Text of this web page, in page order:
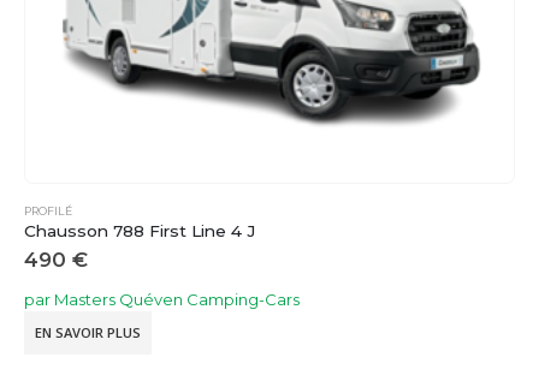
PROFILÉ
Chausson 788 First Line 4 J
490 €
par Masters Quéven Camping-Cars
EN SAVOIR PLUS